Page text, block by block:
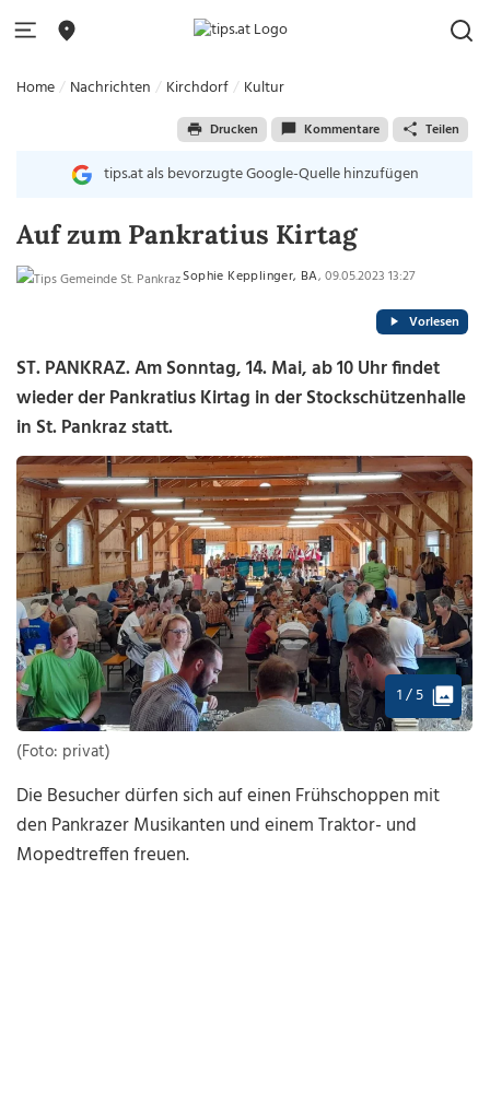
Home Nachrichten Kirchdorf Kultur
Drucken Kommentare Teilen
tips.at als bevorzugte Google-Quelle hinzufügen
Auf zum Pankratius Kirtag
Sophie Kepplinger, BA, 09.05.2023 13:27
Vorlesen
ST. PANKRAZ. Am Sonntag, 14. Mai, ab 10 Uhr findet
wieder der Pankratius Kirtag in der Stockschützenhalle
in St. Pankraz statt.
1 / 5
(Foto: privat)
Die Besucher dürfen sich auf einen Frühschoppen mit
den Pankrazer Musikanten und einem Traktor- und
Mopedtreffen freuen.